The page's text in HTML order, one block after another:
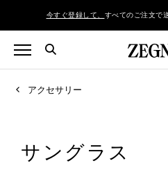
今すぐ登録して、 すべてのご注文で
アクセサリー
サングラス